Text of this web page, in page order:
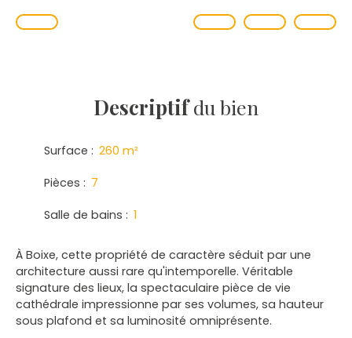
Descriptifdu bien
Surface : 260 m²
Pièces : 7
Salle de bains : 1
À Boixe, cette propriété de caractère séduit par une
architecture aussi rare qu'intemporelle. Véritable
signature des lieux, la spectaculaire pièce de vie
cathédrale impressionne par ses volumes, sa hauteur
sous plafond et sa luminosité omniprésente.